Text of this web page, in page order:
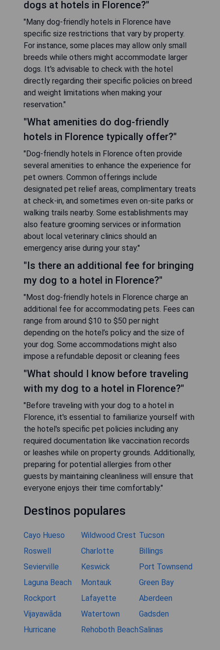
dogs at hotels in Florence?"
"Many dog-friendly hotels in Florence have
specific size restrictions that vary by property.
For instance, some places may allow only small
breeds while others might accommodate larger
dogs. It's advisable to check with the hotel
directly regarding their specific policies on breed
and weight limitations when making your
reservation."
"What amenities do dog-friendly
hotels in Florence typically offer?"
"Dog-friendly hotels in Florence often provide
several amenities to enhance the experience for
pet owners. Common offerings include
designated pet relief areas, complimentary treats
at check-in, and sometimes even on-site parks or
walking trails nearby. Some establishments may
also feature grooming services or information
about local veterinary clinics should an
emergency arise during your stay."
"Is there an additional fee for bringing
my dog to a hotel in Florence?"
"Most dog-friendly hotels in Florence charge an
additional fee for accommodating pets. Fees can
range from around $10 to $50 per night
depending on the hotel’s policy and the size of
your dog. Some accommodations might also
impose a refundable deposit or cleaning fees
"What should I know before traveling
with my dog to a hotel in Florence?"
"Before traveling with your dog to a hotel in
Florence, it's essential to familiarize yourself with
the hotel's specific pet policies including any
required documentation like vaccination records
or leashes while on property grounds. Additionally,
preparing for potential allergies from other
guests by maintaining cleanliness will ensure that
everyone enjoys their time comfortably."
Destinos populares
Cayo Hueso Wildwood Crest Tucson
Roswell
Charlotte
Billings
Sevierville
Keswick
Port Townsend
Laguna Beach
Montauk
Green Bay
Rockport
Lafayette
Aberdeen
Vijayawāda
Watertown
Gadsden
Hurricane
Rehoboth BeachSalinas